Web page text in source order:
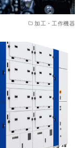
加工・工作機器